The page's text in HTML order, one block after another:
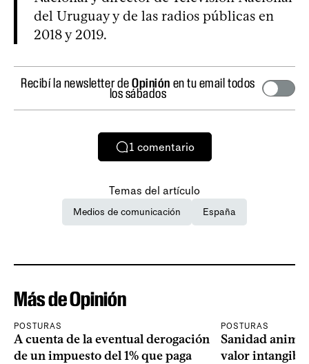
del Uruguay y de las radios públicas en
2018 y 2019.
Recibí la newsletter deOpinión en tu email todos
los sábados
1 comentario
Temas del artículo
Medios de comunicación España
Más de Opinión
POSTURAS
A cuenta de la eventual derogación
de un impuesto del 1% que paga
POSTURAS
Sanidad
valor